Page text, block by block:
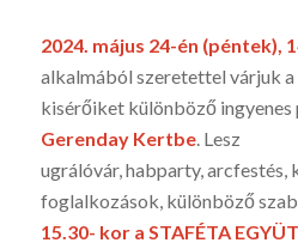
2024. május 24-én (péntek),
alkalmából szeretettel várjuk
kisérőiket különböző
Gerenday Kertbe. Lesz
ugrálóvár, habparty, arcfestés,
foglalkozások, különböző
15.30- kor a STAFÉTA